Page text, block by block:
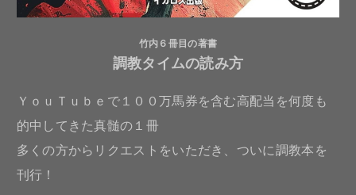
竹内６冊目の著書
調教タイムの読み方
ＹｏｕＴｕｂｅで１００万馬券を含む高配当を何度も
的中してきた真髄の１冊
多くの方からリクエストをいただき、ついに調教本を
刊行！